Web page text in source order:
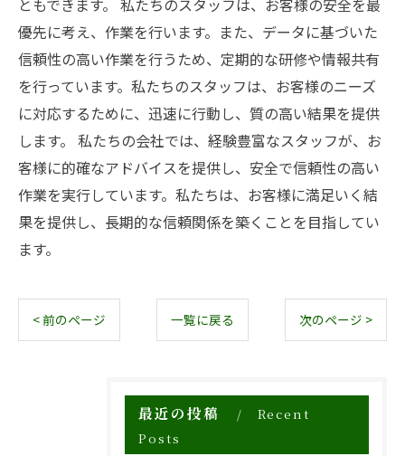
ともできます。 私たちのスタッフは、お客様の安全を最
優先に考え、作業を行います。また、データに基づいた
信頼性の高い作業を行うため、定期的な研修や情報共有
を行っています。私たちのスタッフは、お客様のニーズ
に対応するために、迅速に行動し、質の高い結果を提供
します。 私たちの会社では、経験豊富なスタッフが、お
客様に的確なアドバイスを提供し、安全で信頼性の高い
作業を実行しています。私たちは、お客様に満足いく結
果を提供し、長期的な信頼関係を築くことを目指してい
ます。
< 前のページ 一覧に戻る 次のページ >
最近の投稿
Recent
Posts